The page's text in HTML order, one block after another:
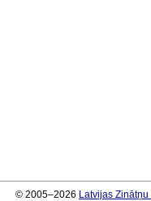
© 2005–2026 Latvijas